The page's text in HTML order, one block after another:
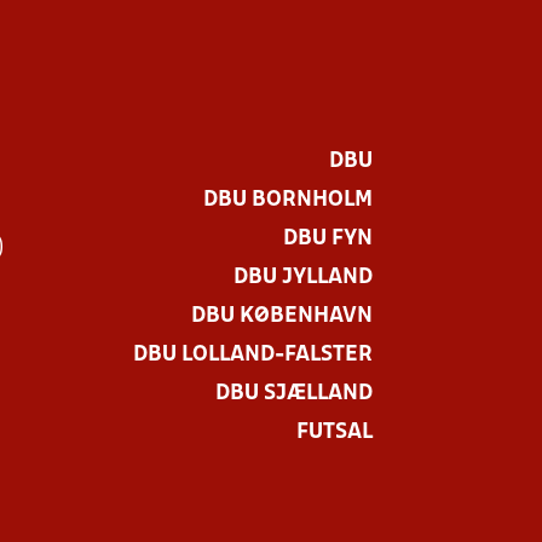
DBU
DBU BORNHOLM
DBU FYN
DBU JYLLAND
DBU KØBENHAVN
DBU LOLLAND-FALSTER
DBU SJÆLLAND
FUTSAL